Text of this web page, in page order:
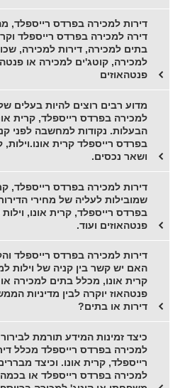
דירות למכירה בפרדס רייספלד,
דירה למכירה בפרדס רייספלד
בתים למכירה, דירות למכירה,
למכירה, קוטג'ים למכירה או
פנטהאוזים
מדוע רבים רוצים להיות בעלים
למכירה בפרדס רייספלד, קרית
הבעלות. נקודות למחשבה לפני
בפרדס רייספלד קרית אונו.וילות,
ושאר נכסים.
דירות למכירה בפרדס רייספלד,
שמובילות לעליה של מחירי
בפרדס רייספלד, קרית אונו, וילות
פנטהאוזים ועוד.
דירות למכירה בפרדס רייספלד
האם יש קשר בין קניה של וילות
קרית אונו, מכלל בתים למכירה
פנטהאוז יוקרה לבין מדיניות
דירות או בתים?
כיצד זמינות המידע תורמת
למכירה בפרדס רייספלד מכלל
רייספלד, קרית אונו. וכיצד
למכירה בפרדס רייספלד או בכמה